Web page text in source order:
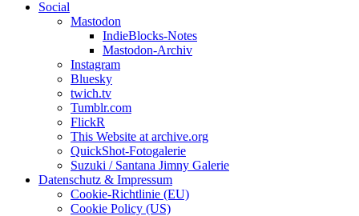
Social
Mastodon
IndieBlocks-Notes
Mastodon-Archiv
Instagram
Bluesky
twich.tv
Tumblr.com
FlickR
This Website at archive.org
QuickShot-Fotogalerie
Suzuki / Santana Jimny Galerie
Datenschutz & Impressum
Cookie-Richtlinie (EU)
Cookie Policy (US)